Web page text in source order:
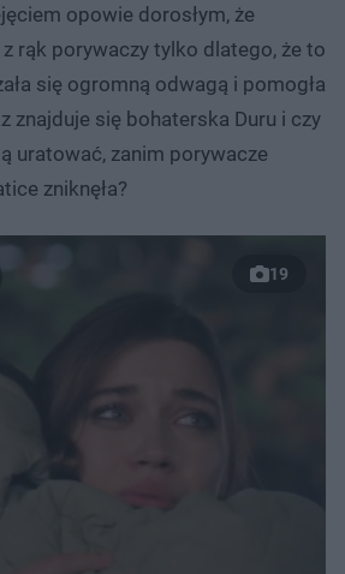
opowie dorosłym, że
z rąk porywaczy tylko dlatego, że to
się ogromną odwagą i pomogła
znajduje się bohaterska Duru i czy
uratować, zanim porywacze
zniknęła?
19